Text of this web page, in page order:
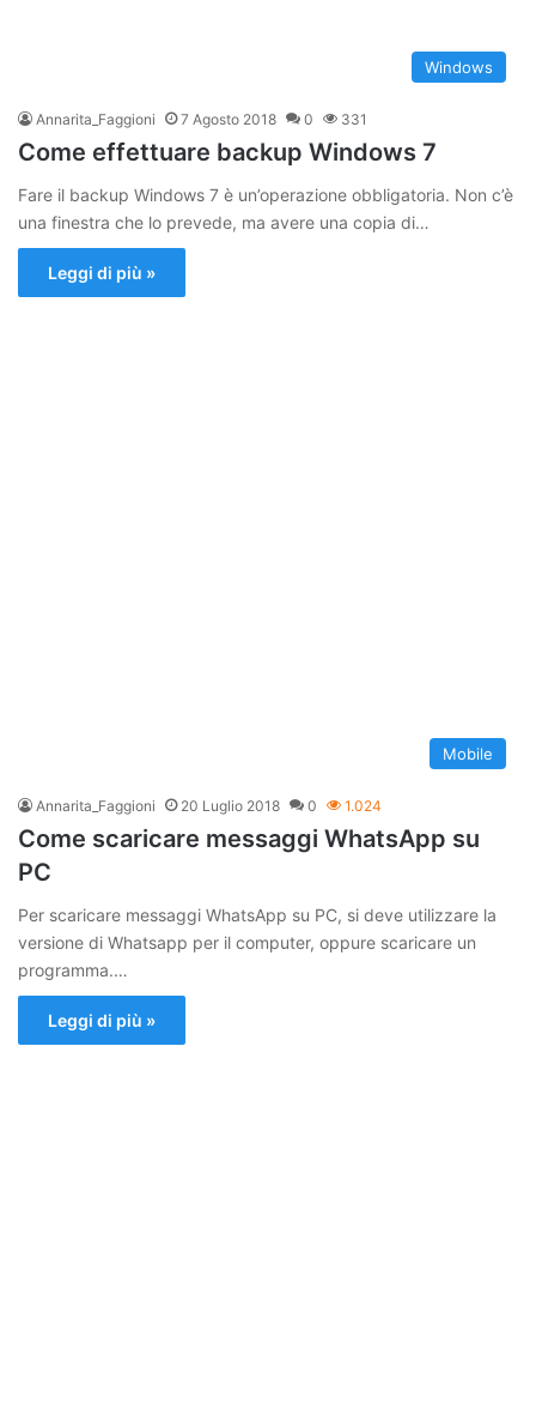
Windows
Annarita_Faggioni 7 Agosto 2018 0 331
Come effettuare backup Windows 7
Fare il backup Windows 7 è un’operazione obbligatoria. Non c’è
una finestra che lo prevede, ma avere una copia di…
Leggi di più »
Mobile
Annarita_Faggioni 20 Luglio 2018 0 1.024
Come scaricare messaggi WhatsApp su
PC
Per scaricare messaggi WhatsApp su PC, si deve utilizzare la
versione di Whatsapp per il computer, oppure scaricare un
programma.…
Leggi di più »